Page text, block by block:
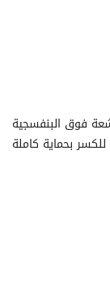
من الاشعة فوق البنفسجية
بحماية كاملة